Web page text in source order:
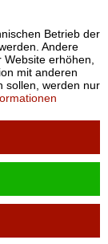
Betrieb der
Andere
erhöhen,
mit anderen
sollen, werden nur